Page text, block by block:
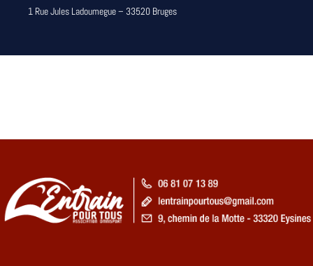
1 Rue Jules Ladoumegue – 33520 Bruges